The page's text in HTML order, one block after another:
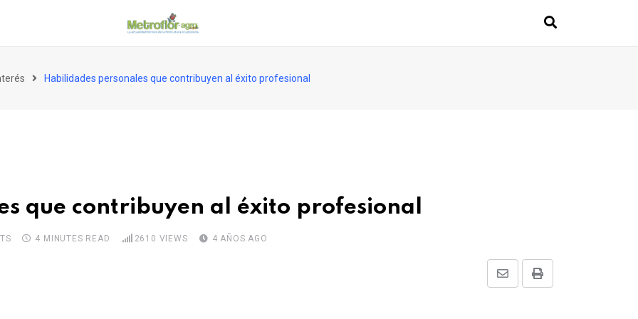
Habilidades personales que contribuyen al éxito profesional
que contribuyen al éxito profesional
4 MINUTES READ 2610 VIEWS 4 AÑOS AGO
Print
Share